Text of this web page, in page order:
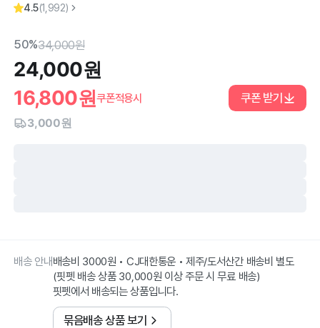
4.5(1,992)
50%34,000원
24,000원
16,800원쿠폰적용시 쿠폰 받기
3,000원
배송 안내배송비 3000원 • CJ대한통운 • 제주/도서산간 배송비 별도
(핏펫 배송 상품 30,000원 이상 주문 시 무료 배송)
핏펫에서 배송되는 상품입니다.
묶음배송 상품 보기